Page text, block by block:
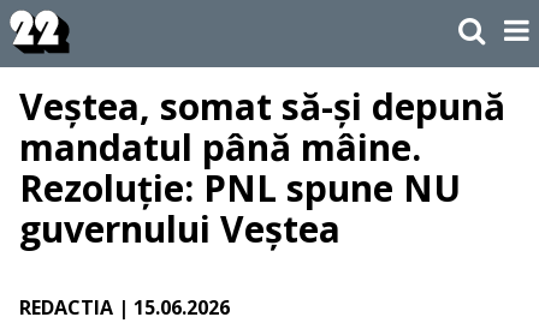
Veștea, somat să-și depună
mandatul până mâine.
Rezoluție: PNL spune NU
guvernului Veștea
REDACTIA | 15.06.2026